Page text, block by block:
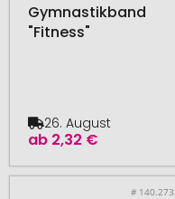
Gymnastikband
"Fitness"
ab 2,32 €
26. August
#